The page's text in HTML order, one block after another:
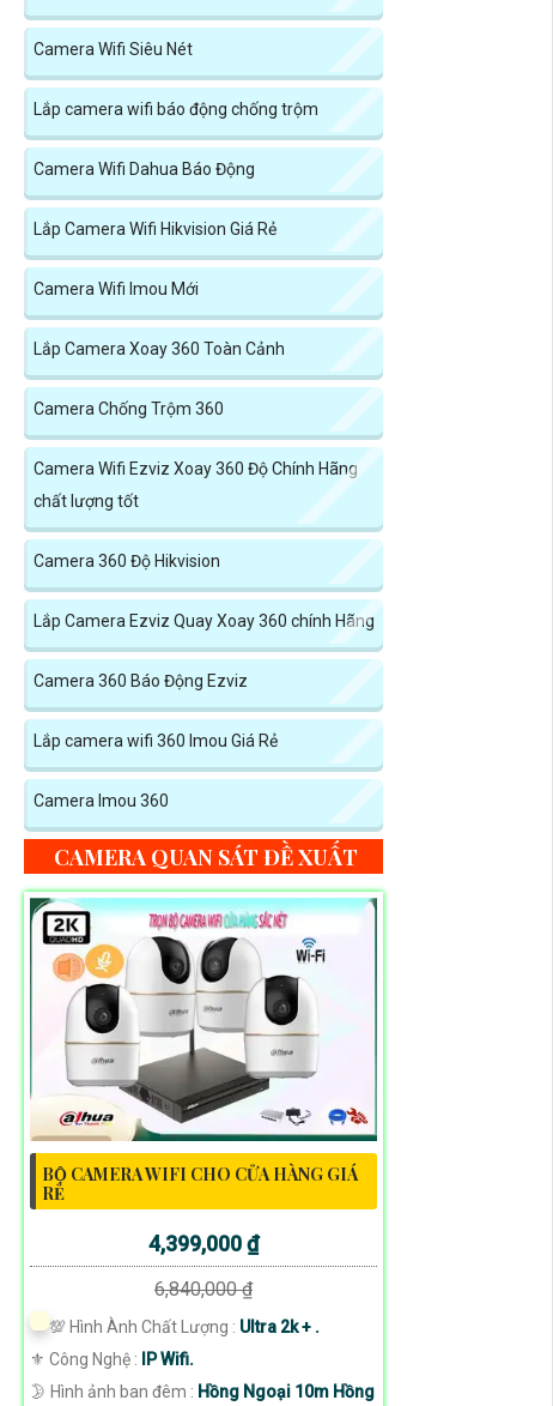
Camera Wifi Siêu Nét
Lắp camera wifi báo động chống trộm
Camera Wifi Dahua Báo Động
Lắp Camera Wifi Hikvision Giá Rẻ
Camera Wifi Imou Mới
Lắp Camera Xoay 360 Toàn Cảnh
Camera Chống Trộm 360
Camera Wifi Ezviz Xoay 360 Độ Chính Hãng
chất lượng tốt
Camera 360 Độ Hikvision
Lắp Camera Ezviz Quay Xoay 360 chính Hãng
Camera 360 Báo Động Ezviz
Lắp camera wifi 360 Imou Giá Rẻ
Camera Imou 360
CAMERA QUAN SÁT ĐỀ XUẤT
BỘ CAMERA WIFI CHO CỬA HÀNG GIÁ
RẺ
4,399,000 ₫
6,840,000 ₫
💯 Hình Ành Chất Lượng : Ultra 2k + .
⚜️ Công Nghệ : IP Wifi.
🌛 Hình ảnh ban đêm : Hồng Ngoại 10m Hồng